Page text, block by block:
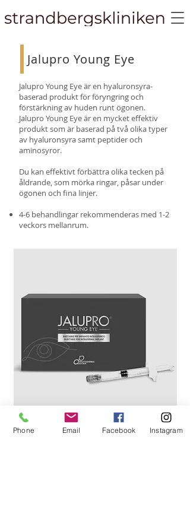
Jalupro Young Eye
Jalupro Young Eye är en hyaluronsyra-
baserad produkt för föryngring och
förstärkning av huden runt ögonen.
Jalupro Young Eye är en mycket effektiv
produkt som är baserad på två olika typer
av hyaluronsyra samt peptider och
aminosyror.
Du kan effektivt förbättra olika tecken på
åldrande, som mörka ringar, påsar under
ögonen och fina linjer.
4-6 behandlingar rekommenderas med 1-2
veckors mellanrum.
Phone Email Facebook Instagram